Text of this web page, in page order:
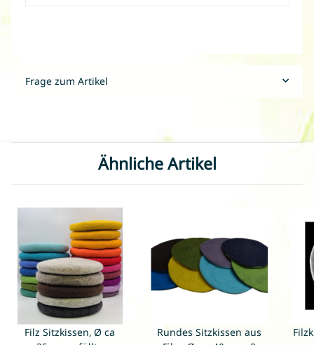
Frage zum Artikel
Ähnliche Artikel
Filz Sitzkissen, Ø ca
Rundes Sitzkissen aus